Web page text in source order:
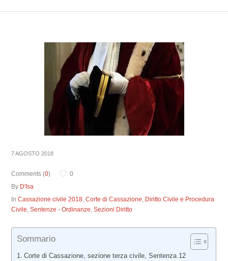
7 AGOSTO 2018
Comments (0)
0
By D'Isa
InCassazione civile 2018,Corte di Cassazione, Diritto Civile e Procedura
Civile,Sentenze - Ordinanze,Sezioni Diritto
Sommario
Corte di Cassazione, sezione terza civile, Sentenza 12